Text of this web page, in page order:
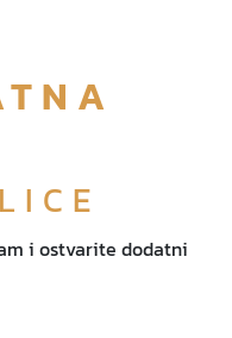
i ostvarite dodatni